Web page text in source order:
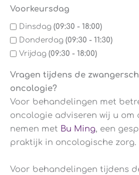
Voorkeursdag
Dinsdag (09:30 - 18:00)
Donderdag (09:30 - 11:30)
Vrijdag (09:30 - 18:00)
Vragen tijdens de
oncologie?
Voor behandelingen met
oncologie adviseren wij u
nemen met Bu Ming, een
praktijk in oncologische zorg.
Voor behandelingen tijdens